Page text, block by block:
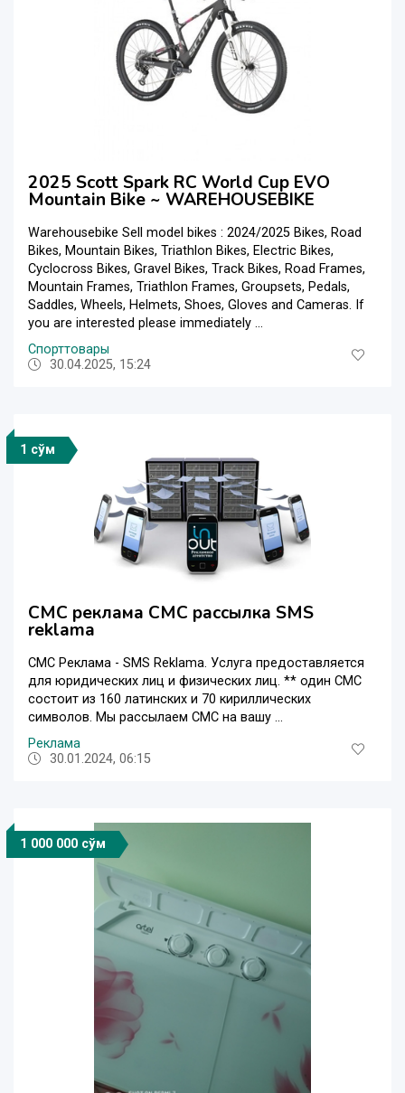
2025 Scott Spark RC World Cup EVO
Mountain Bike ~ WAREHOUSEBIKE
Warehousebike Sell model bikes : 2024/2025 Bikes, Road
Bikes, Mountain Bikes, Triathlon Bikes, Electric Bikes,
Cyclocross Bikes, Gravel Bikes, Track Bikes, Road Frames,
Mountain Frames, Triathlon Frames, Groupsets, Pedals,
Saddles, Wheels, Helmets, Shoes, Gloves and Cameras. If
you are interested please immediately ...
Спорттовары
30.04.2025, 15:24
1 сўм
СМС реклама СМС рассылка SMS
reklama
СМС Реклама - SMS Reklama. Услуга предоставляется
для юридических лиц и физических лиц. ** один СМС
состоит из 160 латинских и 70 кириллических
символов. Мы рассылаем СМС на вашу ...
Реклама
30.01.2024, 06:15
1 000 000 сўм